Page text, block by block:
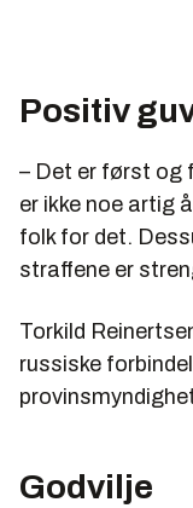
Positiv
– Det er først og
er ikke noe artig
folk for det.
straffene er
Torkild
russiske
Godvilje